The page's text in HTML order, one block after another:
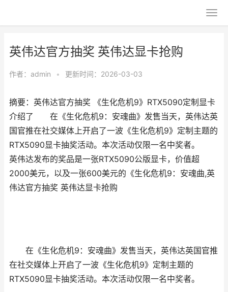
英伟达官方抽奖 英伟达显卡抢购
作者： admin • 更新时间：2026-03-03
摘要：英伟达官方抽奖 《生化危机9》RTX5090定制显卡
介绍了 在《生化危机9：安魂曲》发售当天，英伟达英
国官推在社交媒体上开启了一波《生化危机9》定制主题的
RTX5090显卡抽奖活动。本次活动仅限一名中奖者。
英伟达发布的奖品是一张RTX5090公版显卡，价值超
2000美元，以及一张600美元的《生化危机9：安魂曲,英
伟达官方抽奖 英伟达显卡抢购
在《生化危机9：安魂曲》发售当天，英伟达英国官推
在社交媒体上开启了一波《生化危机9》定制主题的
RTX5090显卡抽奖活动。本次活动仅限一名中奖者。